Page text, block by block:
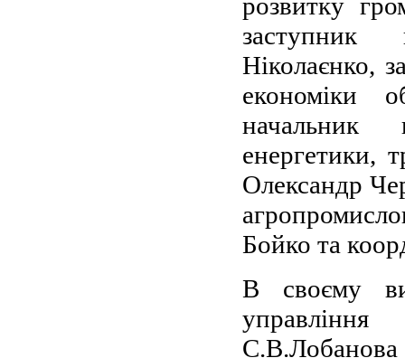
заступник
Ніколаєнко,
економіки
начальник
енергетики,
Олександр
Бойко та
В своєму